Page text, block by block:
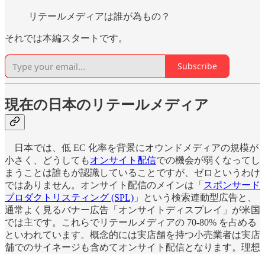
リテールメディアは誰が為もの？
それでは本編スタートです。
Subscribe
現在の日本のリテールメディア
日本では、低 EC 化率を背景にオウンドメディアの規模が
小さく、どうしてもオンサイト配信での機会が弱くなってし
まうことは誰もが認識していることですが、ゼロというわけ
ではありません。オンサイト配信のメインは「 スポンサード
プロダクトリスティング (SPL) 」という検索連動型広告と、
通常よく見るバナー広告「オンサイトディスプレイ」が米国
では主です。これらでリテールメディアの 70-80% を占める
といわれています。概念的には実店舗を持つ小売業者は実店
舗でのサイネージも含めてオンサイト配信となります。理想